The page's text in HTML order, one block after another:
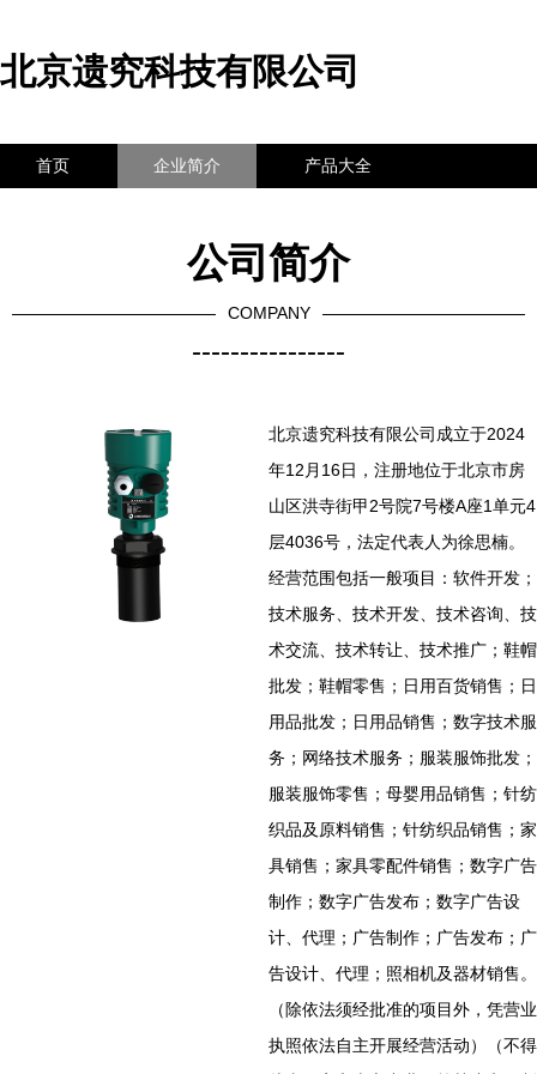
北京遗究科技有限公司
首页 企业简介 产品大全
公司简介
COMPANY
----------------
北京遗究科技有限公司成立于2024
年12月16日，注册地位于北京市房
山区洪寺街甲2号院7号楼A座1单元4
层4036号，法定代表人为徐思楠。
经营范围包括一般项目：软件开发；
技术服务、技术开发、技术咨询、技
术交流、技术转让、技术推广；鞋帽
批发；鞋帽零售；日用百货销售；日
用品批发；日用品销售；数字技术服
务；网络技术服务；服装服饰批发；
服装服饰零售；母婴用品销售；针纺
织品及原料销售；针纺织品销售；家
具销售；家具零配件销售；数字广告
制作；数字广告发布；数字广告设
计、代理；广告制作；广告发布；广
告设计、代理；照相机及器材销售。
（除依法须经批准的项目外，凭营业
执照依法自主开展经营活动）（不得